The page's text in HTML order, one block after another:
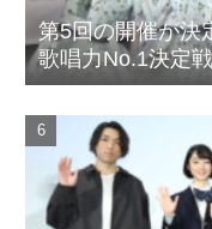
第5回の開催が決
歌唱力No.1決定